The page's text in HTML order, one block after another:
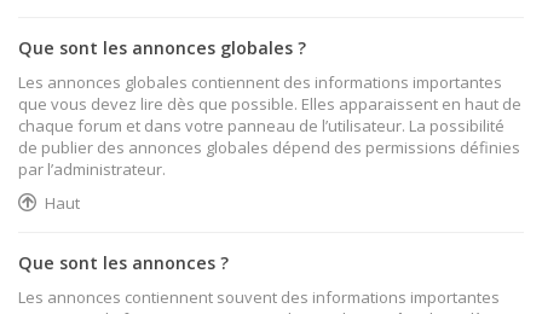
Que sont les annonces globales ?
Les annonces globales contiennent des informations importantes
que vous devez lire dès que possible. Elles apparaissent en haut de
chaque forum et dans votre panneau de l’utilisateur. La possibilité
de publier des annonces globales dépend des permissions définies
par l’administrateur.
Haut
Que sont les annonces ?
Les annonces contiennent souvent des informations importantes